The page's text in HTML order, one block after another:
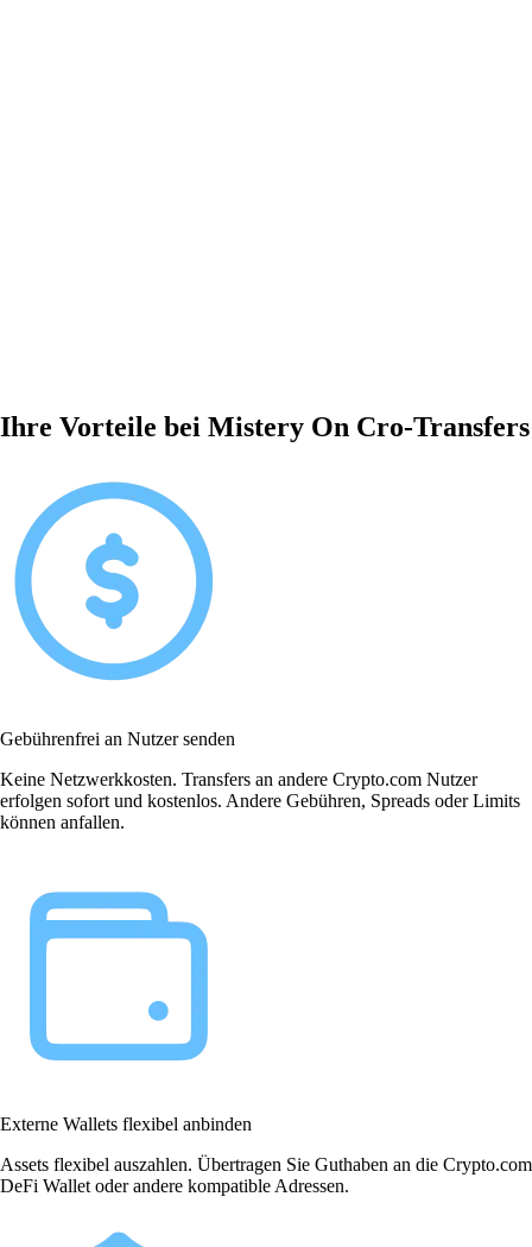
Ihre Vorteile bei Mistery On Cro-Transfers
Gebührenfrei an Nutzer senden
Keine Netzwerkkosten. Transfers an andere Crypto.com Nutzer
erfolgen sofort und kostenlos. Andere Gebühren, Spreads oder Limits
können anfallen.
Externe Wallets flexibel anbinden
Assets flexibel auszahlen. Übertragen Sie Guthaben an die Crypto.com
DeFi Wallet oder andere kompatible Adressen.